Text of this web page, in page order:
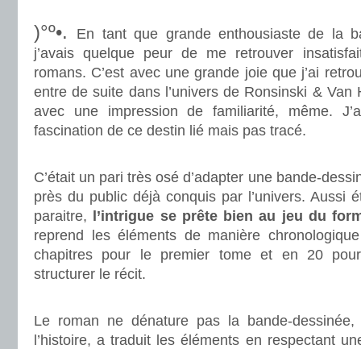
)°º•.
En tant que grande enthousiaste de la
j’avais quelque peur de me retrouver
romans. C’est avec une grande joie que j’ai
entre de suite dans l’univers de Ronsinski & Van
avec une impression de familiarité, même.
fascination de ce destin lié mais pas tracé.
C’était un pari très osé d’adapter une bande-
près du public déjà conquis par l’univers. Aussi
paraitre,
l’intrigue se prête bien au jeu du
reprend les éléments de manière
chapitres pour le premier tome et en 20
structurer le récit.
Le roman ne dénature pas la bande-dessinée,
l’histoire, a traduit les éléments en respectant